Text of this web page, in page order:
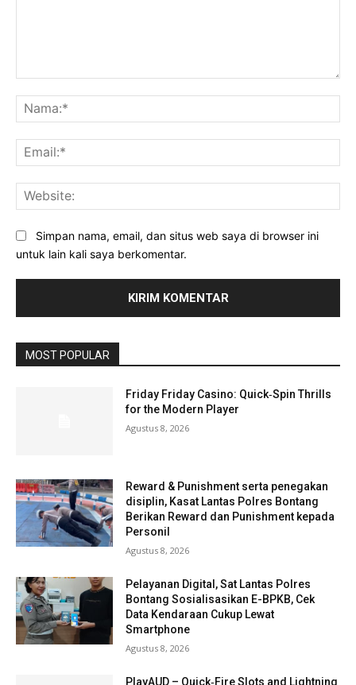
Simpan nama, email, dan situs web saya di browser ini
untuk lain kali saya berkomentar.
MOST POPULAR
Friday Friday Casino: Quick‑Spin Thrills
for the Modern Player
Agustus 8, 2026
Reward & Punishment serta penegakan
disiplin, Kasat Lantas Polres Bontang
Berikan Reward dan Punishment kepada
Personil
Agustus 8, 2026
Pelayanan Digital, Sat Lantas Polres
Bontang Sosialisasikan E-BPKB, Cek
Data Kendaraan Cukup Lewat
Smartphone
Agustus 8, 2026
PlayAUD – Quick‑Fire Slots and Lightning